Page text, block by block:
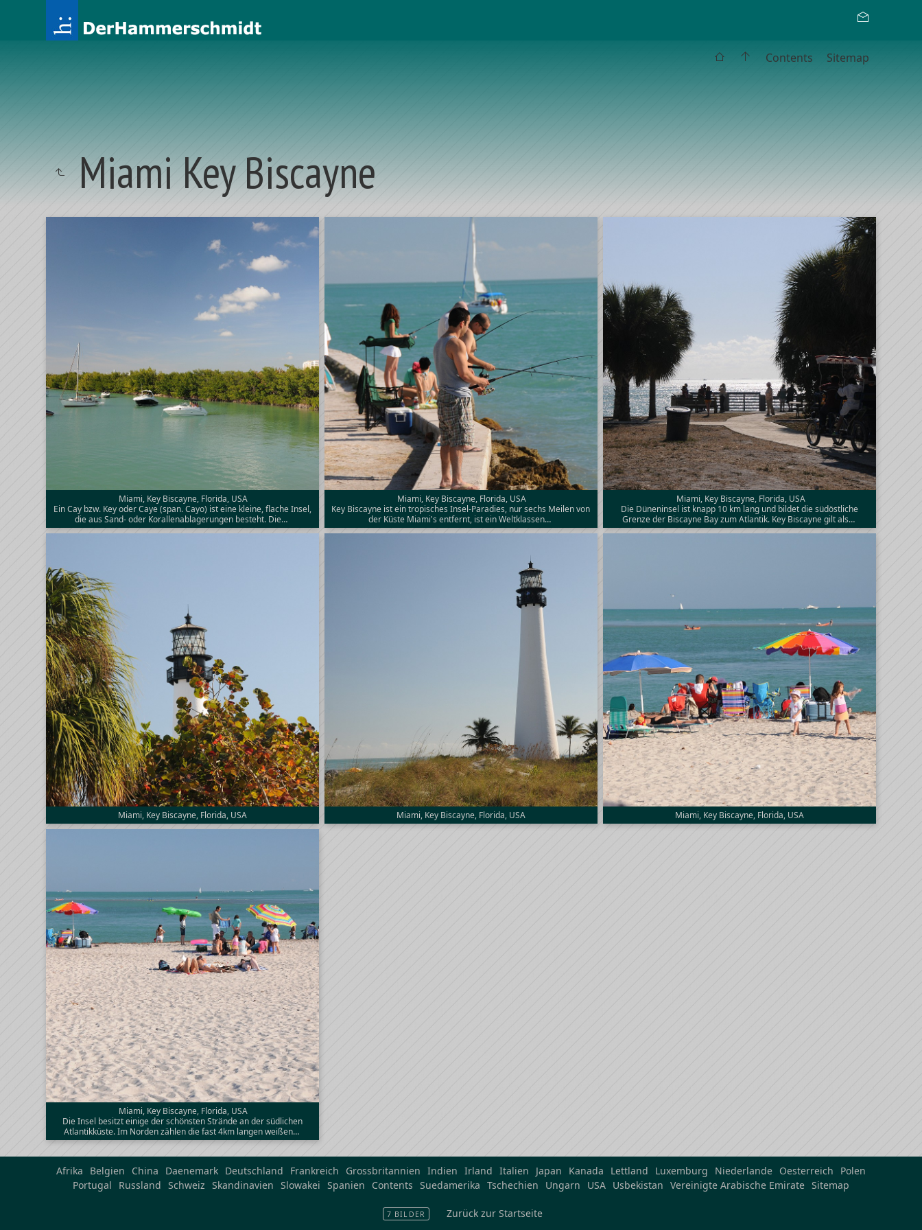
Contents Sitemap
Miami Key Biscayne
Miami, Key Biscayne, Florida, USA
Ein Cay bzw. Key oder Caye (span. Cayo) ist eine kleine, flache Insel,
die aus Sand- oder Korallenablagerungen besteht. Die…
Miami, Key Biscayne, Florida, USA
Key Biscayne ist ein tropisches Insel-Paradies, nur sechs Meilen von
der Küste Miami's entfernt, ist ein Weltklassen…
Miami, Key Biscayne, Florida, USA
Die Düneninsel ist knapp 10 km lang und bildet die südöstliche
Grenze der Biscayne Bay zum Atlantik. Key Biscayne gilt als…
Miami, Key Biscayne, Florida, USA Miami, Key Biscayne, Florida, USA Miami, Key Biscayne, Florida, USA
Miami, Key Biscayne, Florida, USA
Die Insel besitzt einige der schönsten Strände an der südlichen
Atlantikküste. Im Norden zählen die fast 4km langen weißen…
Afrika Belgien China Daenemark Deutschland Frankreich Grossbritannien Indien Irland Italien Japan Kanada Lettland Luxemburg Niederlande Oesterreich
Polen
Portugal
Russland Schweiz Skandinavien Slowakei Spanien Contents Suedamerika Tschechien Ungarn USA Usbekistan Vereinigte Arabische Emirate Sitemap
7 BILDER Zurück zur Startseite